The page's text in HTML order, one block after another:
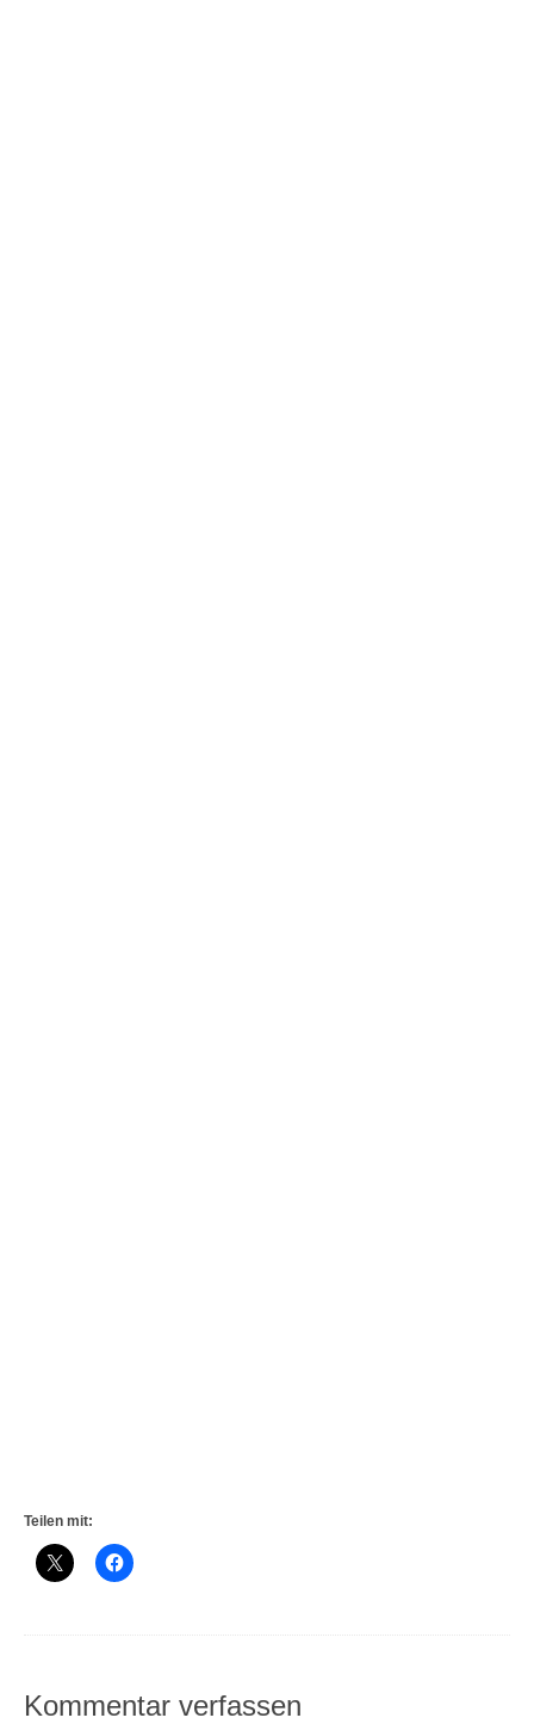
Teilen mit:
Kommentar verfassen